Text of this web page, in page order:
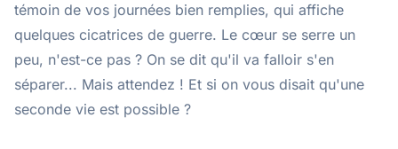
témoin de vos journées bien remplies, qui affiche
quelques cicatrices de guerre. Le cœur se serre un
peu, n'est-ce pas ? On se dit qu'il va falloir s'en
séparer... Mais attendez ! Et si on vous disait qu'une
seconde vie est possible ?